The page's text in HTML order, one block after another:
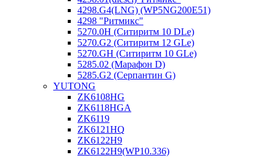
4298.G4(LNG) (WP5NG200E51)
4298 "Ритмикс"
5270.0H (Ситиритм 10 DLe)
5270.G2 (Ситиритм 12 GLe)
5270.GH (Ситиритм 10 GLe)
5285.02 (Марафон D)
5285.G2 (Серпантин G)
YUTONG
ZK6108HG
ZK6118HGA
ZK6119
ZK6121HQ
ZK6122H9
ZK6122H9(WP10.336)